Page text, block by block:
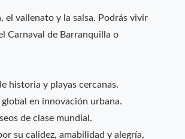
el vallenato y la salsa. Podrás vivir
Carnaval de Barranquilla o
historia y playas cercanas.
en innovación urbana.
de clase mundial.
su calidez, amabilidad y alegría,